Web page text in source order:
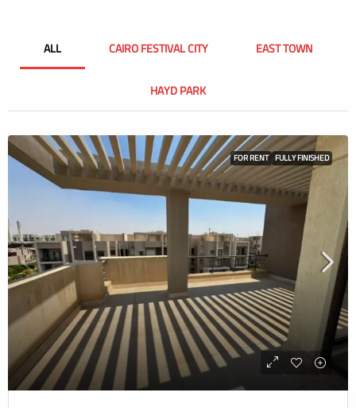
ALL CAIRO FESTIVAL CITY EAST TOWN
HAYD PARK
FOR RENT FULLY FINISHED